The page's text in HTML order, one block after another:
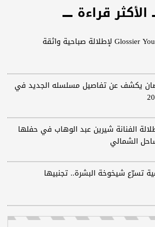
الأكثر قراءة
يكشف عن تفاصيل مسلسله الجديد في
الفنانة شيرين عبد الوهاب في حفلها
الشمالي
تسرّع شيخوخة البشرة.. تجنبيها